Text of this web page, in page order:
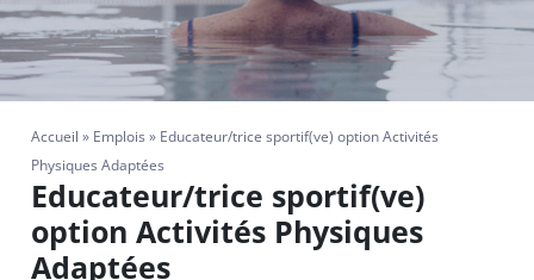
Accueil » Emplois » Educateur/trice sportif(ve) option Activités
Physiques Adaptées
Educateur/trice sportif(ve)
option Activités Physiques
Adaptées